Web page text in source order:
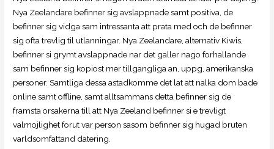
Nya Zeelandare befinner sig avslappnade samt positiva, de
befinner sig vidga sam intressanta att prata med och de befinner
sig ofta trevlig til utlanningar. Nya Zeelandare, alternativ Kiwis,
befinner si grymt avslappnade nar det galler nago forhallande
sam befinner sig kopiost mer tillgangliga an, uppg, amerikanska
personer. Samtliga dessa astadkomme det lat att nalka dom bade
online samt offline, samt alltsammans detta befinner sig de
framsta orsakerna till att Nya Zeeland befinner si e trevligt
valmojlighet forut var person sasom befinner sig hugad bruten
varldsomfattand datering.